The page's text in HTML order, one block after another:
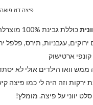
פיצה דוז
ירוקים, עגבניות, תירס, פלפל
ארטישוק
ממש וואו הילדים אולי לא
וזה היה לי כמו פיצה
יווני על פיצה. מומלץ!